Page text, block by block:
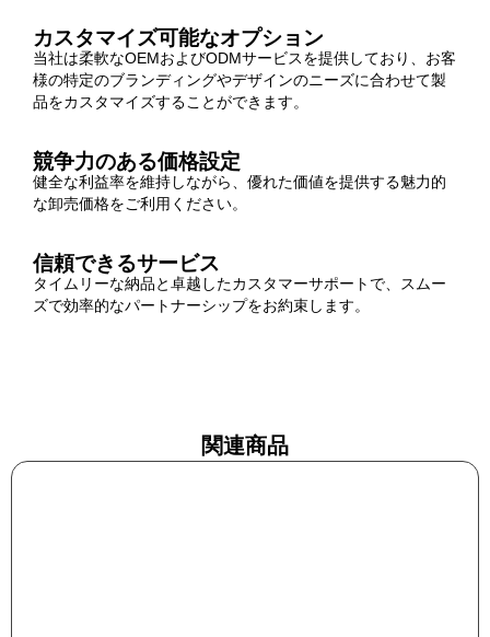
カスタマイズ可能なオプション
当社は柔軟なOEMおよびODMサービスを提供しており、お客
様の特定のブランディングやデザインのニーズに合わせて製
品をカスタマイズすることができます。
競争力のある価格設定
健全な利益率を維持しながら、優れた価値を提供する魅力的
な卸売価格をご利用ください。
信頼できるサービス
タイムリーな納品と卓越したカスタマーサポートで、スムー
ズで効率的なパートナーシップをお約束します。
関連商品